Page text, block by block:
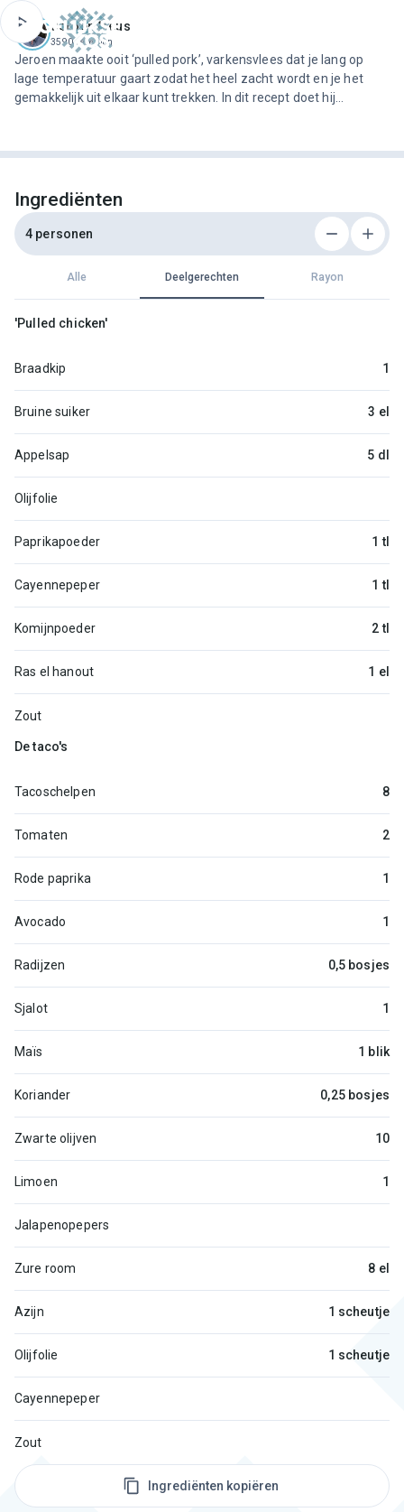
Jeroen Meus
3590 recepten
Jeroen maakte ooit ‘pulled pork’, varkensvlees dat je lang op
lage temperatuur gaart zodat het heel zacht wordt en je het
gemakkelijk uit elkaar kunt trekken. In dit recept doet hij
twee uur in de oven. Als ze gaar is, trek je het vlees in stukjes en
tacoschelpen te vullen.
Ingrediënten
4 personen
Alle Deelgerechten Rayon
'Pulled chicken'
Braadkip 1
Bruine suiker 3 el
Appelsap 5 dl
Olijfolie
Paprikapoeder 1 tl
Cayennepeper 1 tl
Komijnpoeder 2 tl
Ras el hanout 1 el
Zout
De taco's
Tacoschelpen 8
Tomaten 2
Rode paprika 1
Avocado 1
Radijzen 0,5 bosjes
Sjalot 1
Maïs 1 blik
Koriander 0,25 bosjes
Zwarte olijven 10
Limoen 1
Jalapenopepers
Zure room 8 el
Azijn 1 scheutje
Olijfolie 1 scheutje
Cayennepeper
Zout
Ingrediënten kopiëren